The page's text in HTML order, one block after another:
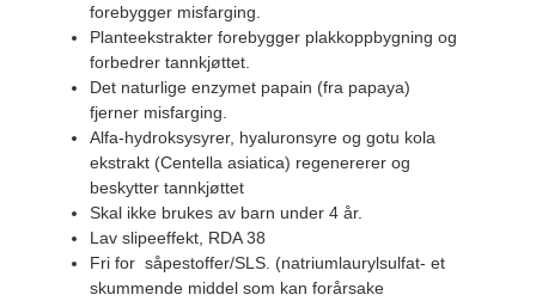
forebygger misfarging.
Planteekstrakter forebygger plakkoppbygning og
forbedrer tannkjøttet.
Det naturlige enzymet papain (fra papaya)
fjerner misfarging.
Alfa-hydroksysyrer, hyaluronsyre og gotu kola
ekstrakt (Centella asiatica) regenererer og
beskytter tannkjøttet
Skal ikke brukes av barn under 4 år.
Lav slipeeffekt, RDA 38
Fri for såpestoffer/SLS. (natriumlaurylsulfat- et
skummende middel som kan forårsake